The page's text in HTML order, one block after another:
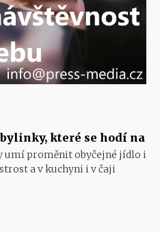
které se hodí na
umí proměnit obyčejné jídlo i
a v kuchyni i v čaji